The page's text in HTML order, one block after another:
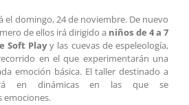
el domingo, 24 de noviembre. De nuevo
de ellos irá dirigido a niños de 4 a 7
Soft Playy las cuevas de espeleología,
en el que experimentarán una
emoción básica. El taller destinado a
en dinámicas en las que se
emociones.